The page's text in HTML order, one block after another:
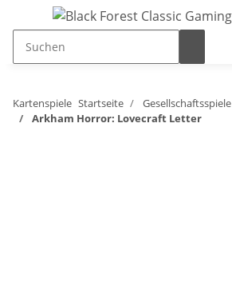
Kartenspiele Startseite Gesellschaftsspiele
Arkham Horror: Lovecraft Letter